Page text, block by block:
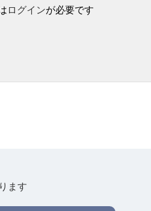
ログインが必要です
ます